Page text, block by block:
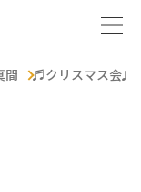
間 ♬クリスマス会♬